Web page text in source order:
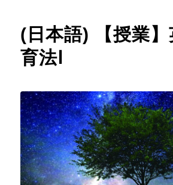
(日本語) 【授業
育法Ⅰ